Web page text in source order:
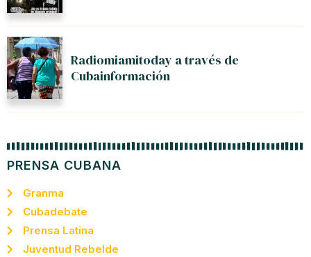
Radiomiamitoday a través de
Cubainformación
PRENSA CUBANA
Granma
Cubadebate
Prensa Latina
Juventud Rebelde